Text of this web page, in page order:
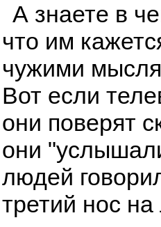
А знаете в
что им
чужими
Вот если
они поверят
они
людей
третий нос на